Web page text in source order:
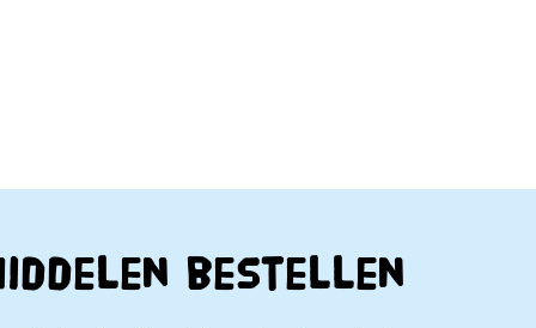
bestellen